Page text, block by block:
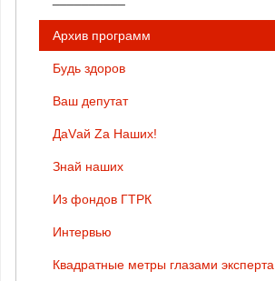
Архив программ
Будь здоров
Ваш депутат
ДаVай Zа Наших!
Знай наших
Из фондов ГТРК
Интервью
Квадратные метры глазами эксперта